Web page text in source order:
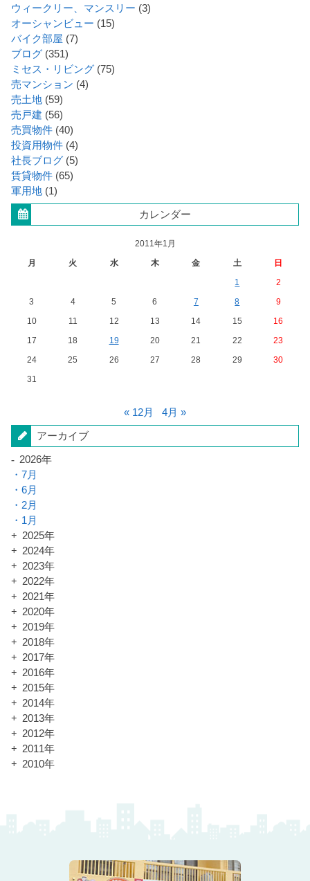
ウィークリー、マンスリー (3)
オーシャンビュー (15)
バイク部屋 (7)
ブログ (351)
ミセス・リビング (75)
売マンション (4)
売土地 (59)
売戸建 (56)
売買物件 (40)
投資用物件 (4)
社長ブログ (5)
賃貸物件 (65)
軍用地 (1)
カレンダー
2011年1月
月
火 水 木 金 土
日
1
2
3
4 5 6 7 8
9
10
11 12 13 14 15
16
17
18 19 20 21 22
23
24
25 26 27 28 29
30
31
« 12月 4月 »
アーカイブ
2026年
7月
6月
2月
1月
2025年
2024年
2023年
2022年
2021年
2020年
2019年
2018年
2017年
2016年
2015年
2014年
2013年
2012年
2011年
2010年